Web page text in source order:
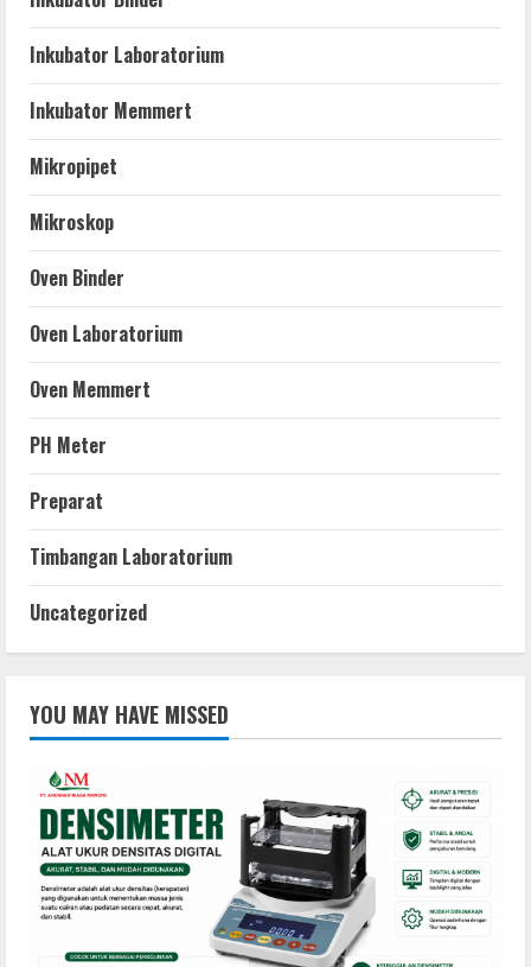
Inkubator Laboratorium
Inkubator Memmert
Mikropipet
Mikroskop
Oven Binder
Oven Laboratorium
Oven Memmert
PH Meter
Preparat
Timbangan Laboratorium
Uncategorized
YOU MAY HAVE MISSED